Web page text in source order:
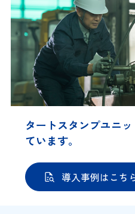
タートスタンプユニ
ています。
導入事例はこち